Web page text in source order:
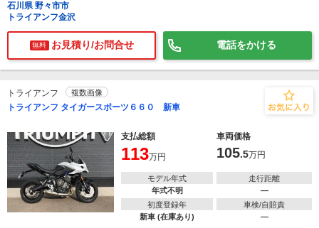
石川県 野々市市
トライアンフ金沢
無料 お見積り/お問合せ 電話をかける
トライアンフ 複数画像
トライアンフ タイガースポーツ６６０ 新車
支払総額 車両価格
113万円 105.5万円
モデル年式
年式不明
走行距離
―
初度登録年
新車 (在庫あり)
車検/自賠責
―